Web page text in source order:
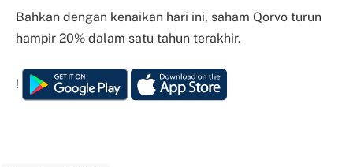
Bahkan dengan kenaikan hari ini, saham Qorvo turun
hampir 20% dalam satu tahun terakhir.
!